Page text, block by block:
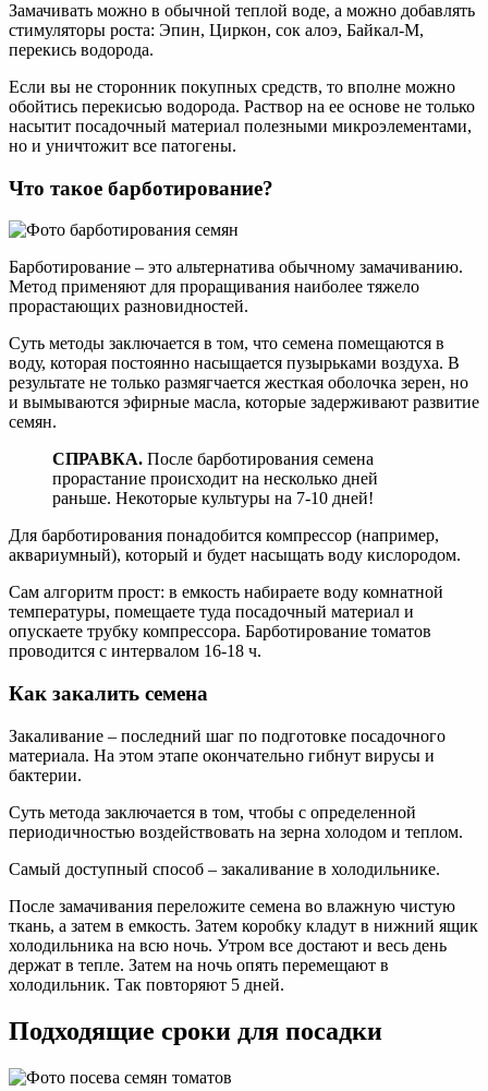
Замачивать можно в обычной теплой воде, а можно добавлять
стимуляторы роста: Эпин, Циркон, сок алоэ, Байкал-М,
перекись водорода.
Если вы не сторонник покупных средств, то вполне можно
обойтись перекисью водорода. Раствор на ее основе не только
насытит посадочный материал полезными микроэлементами,
но и уничтожит все патогены.
Что такое барботирование?
Барботирование – это альтернатива обычному замачиванию.
Метод применяют для проращивания наиболее тяжело
прорастающих разновидностей.
Суть методы заключается в том, что семена помещаются в
воду, которая постоянно насыщается пузырьками воздуха. В
результате не только размягчается жесткая оболочка зерен, но
и вымываются эфирные масла, которые задерживают развитие
семян.
СПРАВКА. После барботирования семена
прорастание происходит на несколько дней
раньше. Некоторые культуры на 7-10 дней!
Для барботирования понадобится компрессор (например,
аквариумный), который и будет насыщать воду кислородом.
Сам алгоритм прост: в емкость набираете воду комнатной
температуры, помещаете туда посадочный материал и
опускаете трубку компрессора. Барботирование томатов
проводится с интервалом 16-18 ч.
Как закалить семена
Закаливание – последний шаг по подготовке посадочного
материала. На этом этапе окончательно гибнут вирусы и
бактерии.
Суть метода заключается в том, чтобы с определенной
периодичностью воздействовать на зерна холодом и теплом.
Самый доступный способ – закаливание в холодильнике.
После замачивания переложите семена во влажную чистую
ткань, а затем в емкость. Затем коробку кладут в нижний ящик
холодильника на всю ночь. Утром все достают и весь день
держат в тепле. Затем на ночь опять перемещают в
холодильник. Так повторяют 5 дней.
Подходящие сроки для посадки